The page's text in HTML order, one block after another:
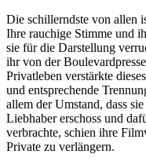
Die schillerndste von allen
Ihre rauchige Stimme und
sie für die Darstellung
ihr von der
Privatleben verstärkte
und entsprechende
allem der Umstand, dass
Liebhaber erschoss und
verbrachte, schien ihre
Private zu verlängern.